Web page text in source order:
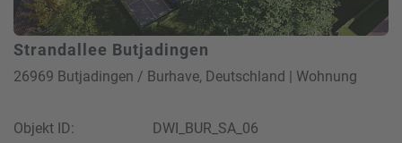
Strandallee Butjadingen
26969 Butjadingen / Burhave, Deutschland | Wohnung
Objekt ID:
DWI_BUR_SA_06